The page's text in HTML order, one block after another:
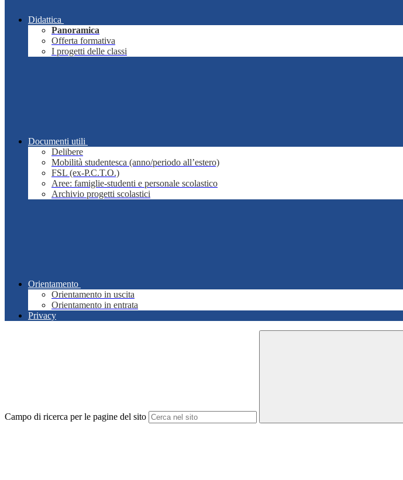
Didattica
Panoramica
Offerta formativa
I progetti delle classi
Documenti utili
Delibere
Mobilità studentesca (anno/periodo all’estero)
FSL (ex-P.C.T.O.)
Aree: famiglie-studenti e personale scolastico
Archivio progetti scolastici
Orientamento
Orientamento in uscita
Orientamento in entrata
Privacy
Campo di ricerca per le pagine del sito